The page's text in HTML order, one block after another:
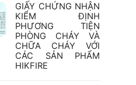
GIẤY CHỨNG NHẬN
KIỂM ĐỊNH
PHƯƠNG TIỆN
PHÒNG CHÁY VÀ
CHỮA CHÁY VỚI
CÁC SẢN PHẨM
HIKFIRE